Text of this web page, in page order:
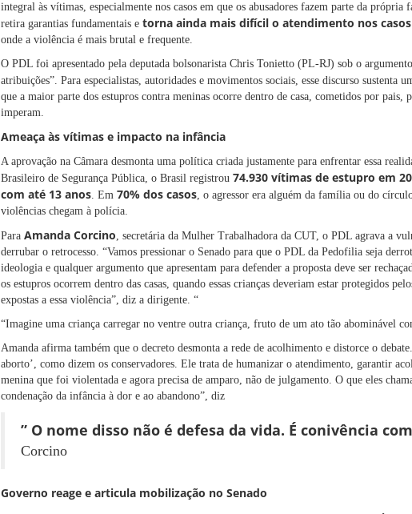
integral às vítimas, especialmente nos casos em que os abusadores fazem parte da
retira garantias fundamentais e torna ainda mais difícil o atendimento nos
onde a violência é mais brutal e frequente.
O PDL foi apresentado pela deputada bolsonarista Chris Tonietto (PL-RJ) sob o
atribuições”. Para especialistas, autoridades e movimentos sociais, esse discurso sustenta
que a maior parte dos estupros contra meninas ocorre dentro de casa, cometidos por pais,
imperam.
Ameaça às vítimas e impacto na infância
A aprovação na Câmara desmonta uma política criada justamente para enfrentar essa
Brasileiro de Segurança Pública, o Brasil registrou 74.930 vítimas de estupro em
com até 13 anos. Em 70% dos casos, o agressor era alguém da família ou do
violências chegam à polícia.
Para Amanda Corcino, secretária da Mulher Trabalhadora da CUT, o PDL agrava a
derrubar o retrocesso. “Vamos pressionar o Senado para que o PDL da Pedofilia seja
ideologia e qualquer argumento que apresentam para defender a proposta deve ser
os estupros ocorrem dentro das casas, quando essas crianças deveriam estar protegidos
expostas a essa violência”, diz a dirigente. “
“Imagine uma criança carregar no ventre outra criança, fruto de um ato tão abominável
Amanda afirma também que o decreto desmonta a rede de acolhimento e distorce o
aborto’, como dizem os conservadores. Ele trata de humanizar o atendimento, garantir
menina que foi violentada e agora precisa de amparo, não de julgamento. O que eles
condenação da infância à dor e ao abandono”, diz
” O nome disso não é defesa da vida. É conivência
Corcino
Governo reage e articula mobilização no Senado